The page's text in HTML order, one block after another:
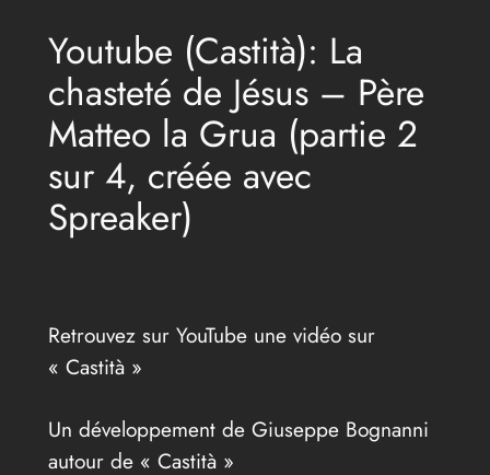
Youtube (Castità): La
chasteté de Jésus – Père
Matteo la Grua (partie 2
sur 4, créée avec
Spreaker)
Retrouvez sur YouTube une vidéo sur
« Castità »
Un développement de Giuseppe Bognanni
autour de « Castità »